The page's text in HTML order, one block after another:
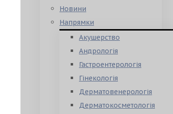
Новини
Напрямки
Акушерство
Андрологія
Гастроентерологія
Гінекологія
Дерматовенерологія
Дерматокосметологія